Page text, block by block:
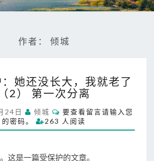
作者： 倾城
码
保
：
她
长
她还没长大，我就老了
（2） 第一次分离
24日 倾城
C
O
M
M
T
要查看留言请输入您
的密码。
263 人阅读
这是一篇受保护的文章。